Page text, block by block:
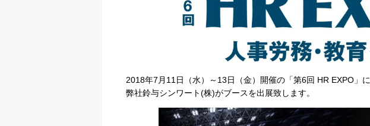
2018年7月11日（水）～13日（金）開催の「第6回 HR EXPO」に
弊社鈴与シンワート(株)がブースを出展致します。